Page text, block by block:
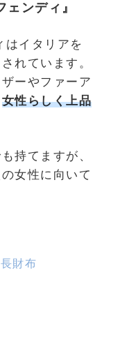
ンディ』
はイタリアを
れています。
ーやファーア
女性らしく上品
持てますが、
女性に向いて
財布